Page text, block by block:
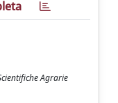
Agrarie